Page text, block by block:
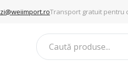
Transport gratuit pentru